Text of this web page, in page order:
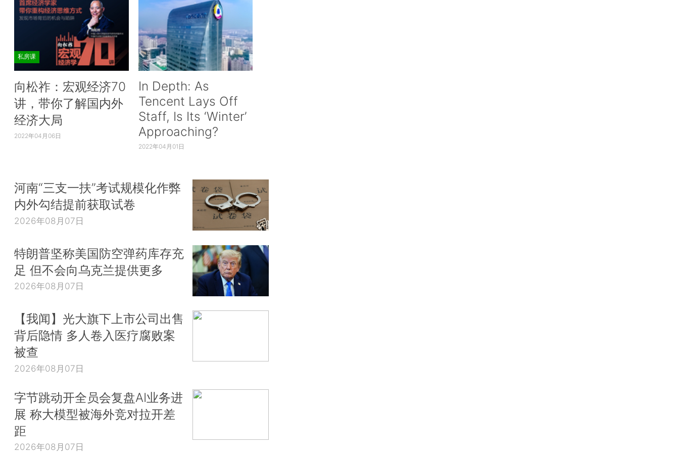
私房课
向松祚：宏观经济70
讲，带你了解国内外
经济大局
2022年04月06日
In Depth: As
Tencent Lays Off
Staff, Is Its ‘Winter’
Approaching?
2022年04月01日
河南“三支一扶”考试规模化作弊
内外勾结提前获取试卷
2026年08月07日
特朗普坚称美国防空弹药库存充
足 但不会向乌克兰提供更多
2026年08月07日
【我闻】光大旗下上市公司出售
背后隐情 多人卷入医疗腐败案
被查
2026年08月07日
字节跳动开全员会复盘AI业务进
展 称大模型被海外竞对拉开差
距
2026年08月07日